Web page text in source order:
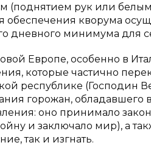
(поднятием рук или
обеспечения кворума
дневного минимума для
Европе, особенно в
которые частично
республике (Господин
горожан,
оно принимало
и заключало мир), а
так и изгнать.